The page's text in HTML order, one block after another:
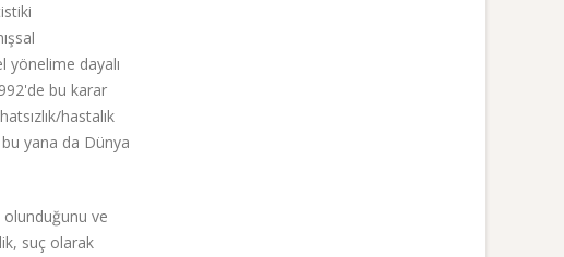
yönelime dayalı
bu karar
hastalık
bu yana da Dünya
ve
suç olarak